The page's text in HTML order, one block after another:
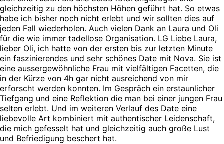
gleichzeitig zu den höchsten Höhen geführt hat. So etwas
habe ich bisher noch nicht erlebt und wir sollten dies auf
jeden Fall wiederholen. Auch vielen Dank an Laura und Oli
für die wie immer tadellose Organisation. LG Liebe Laura,
lieber Oli, ich hatte von der ersten bis zur letzten Minute
ein faszinierendes und sehr schönes Date mit Nova. Sie ist
eine aussergewöhnliche Frau mit vielfältigen Facetten, die
in der Kürze von 4h gar nicht ausreichend von mir
erforscht werden konnten. Im Gespräch ein erstaunlicher
Tiefgang und eine Reflektion die man bei einer jungen Frau
selten erlebt. Und im weiteren Verlauf des Date eine
liebevolle Art kombiniert mit authentischer Leidenschaft,
die mich gefesselt hat und gleichzeitig auch große Lust
und Befriedigung beschert hat.